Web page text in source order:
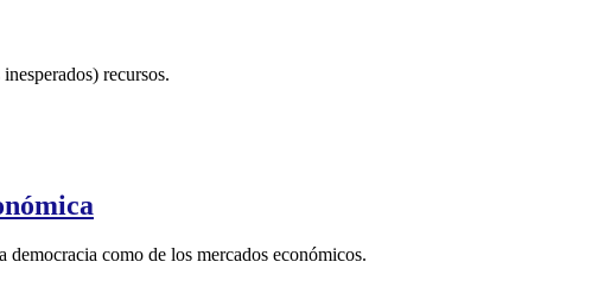
recursos.
como de los mercados económicos.